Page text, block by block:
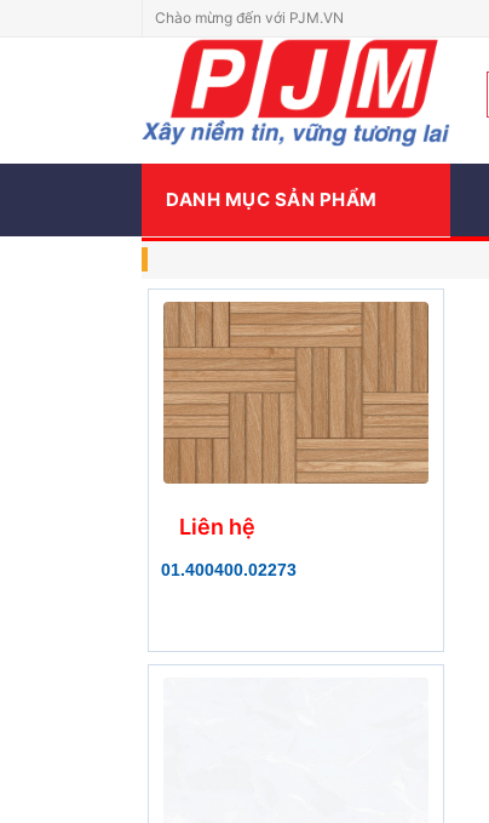
Chào mừng đến với PJM.VN
DANH MỤC SẢN PHẨM
Liên hệ
01.400400.02273